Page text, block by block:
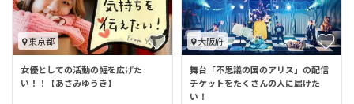
東京都
女優としての活動の幅を広げた
い！！【あさみゆうき】
大阪府
舞台「不思議の国のアリス」の配信
チケットをたくさんの人に届けた
い！